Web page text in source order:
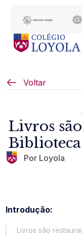
Voltar
Livros
Por Loyola
Introdução:
Livros são